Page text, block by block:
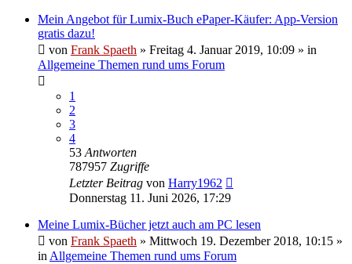
Mein Angebot für Lumix-Buch ePaper-Käufer: App-Version
gratis dazu!
von Frank Spaeth » Freitag 4. Januar 2019, 10:09 » in
Allgemeine Themen rund ums Forum
1
2
3
4
53 Antworten
787957 Zugriffe
Letzter Beitrag von Harry1962
Donnerstag 11. Juni 2026, 17:29
Meine Lumix-Bücher jetzt auch am PC lesen
von Frank Spaeth » Mittwoch 19. Dezember 2018, 10:15 »
in Allgemeine Themen rund ums Forum